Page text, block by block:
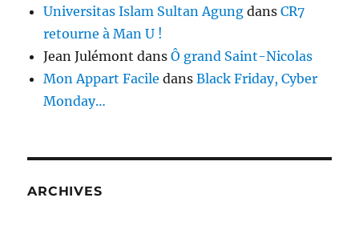
Universitas Islam Sultan Agung dansCR7
retourne à Man U !
Jean Julémont dansÔ grand Saint-Nicolas
Mon Appart Facile dansBlack Friday, Cyber
Monday…
ARCHIVES